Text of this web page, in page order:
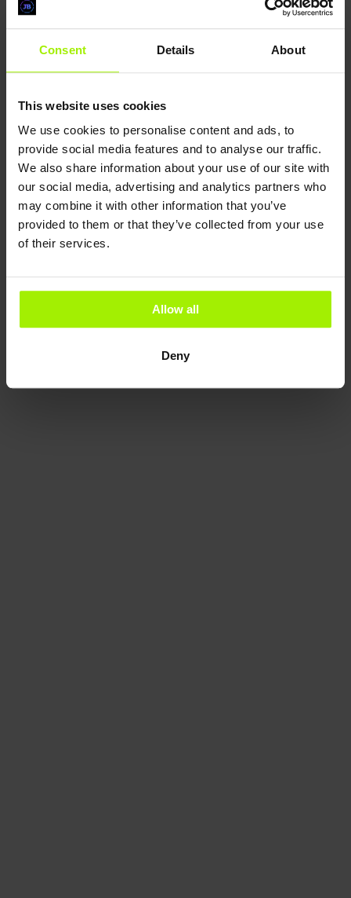
Consent Details About
This website uses cookies
We use cookies to personalise content and ads, to
provide social media features and to analyse our traffic.
We also share information about your use of our site with
our social media, advertising and analytics partners who
may combine it with other information that you’ve
provided to them or that they’ve collected from your use
of their services.
Allow all
Deny